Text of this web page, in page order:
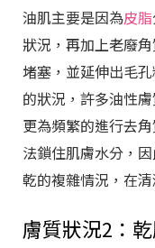
油肌主要是因為皮脂
狀況，再加上老廢
堵塞，並延伸出毛
的狀況，許多油性
更為頻繁的進行去
法鎖住肌膚水分，
乾的複雜情況，在
膚質狀況2：